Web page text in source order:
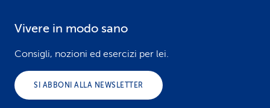
Vivere in modo sano
Consigli, nozioni ed esercizi per lei.
SI ABBONI ALLA NEWSLETTER